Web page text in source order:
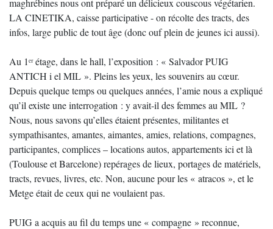
maghrébines nous ont préparé un délicieux couscous végétarien.
LA CINETIKA, caisse participative - on récolte des tracts, des
infos, large public de tout âge (donc ouf plein de jeunes ici aussi).
Au 1ᵉʳ étage, dans le hall, l’exposition : « Salvador PUIG
ANTICH i el MIL ». Pleins les yeux, les souvenirs au cœur.
Depuis quelque temps ou quelques années, l’amie nous a expliqué
qu’il existe une interrogation : y avait-il des femmes au MIL ?
Nous, nous savons qu’elles étaient présentes, militantes et
sympathisantes, amantes, aimantes, amies, relations, compagnes,
participantes, complices – locations autos, appartements ici et là
(Toulouse et Barcelone) repérages de lieux, portages de matériels,
tracts, revues, livres, etc. Non, aucune pour les « atracos », et le
Metge était de ceux qui ne voulaient pas.
PUIG a acquis au fil du temps une « compagne » reconnue,